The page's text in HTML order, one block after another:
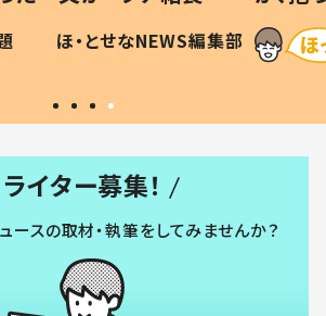
る理由とは #令和の親
ほ・とせなNEWS編集部 「涙が
い」
ライター募集！
ースの取材・執筆をしてみませんか？